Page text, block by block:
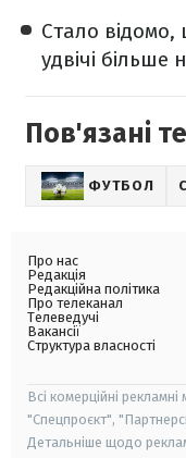
Стало
удвічі більше
Пов'язані
ФУТБОЛ
Про нас
Редакція
Редакційна політика
Про телеканал
Телеведучі
Вакансії
Структура власності
Всі комерційні
"Спецпроєкт",
Детальніше щодо